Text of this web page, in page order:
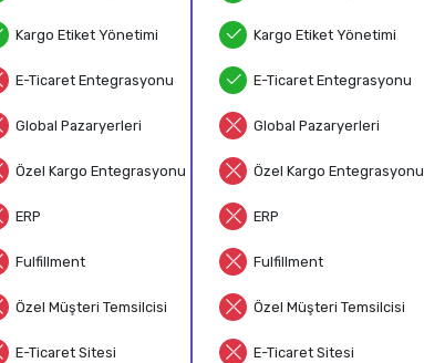
Kargo Etiket Yönetimi
E-Ticaret Entegrasyonu
Global Pazaryerleri
Özel Kargo Entegrasyonu
ERP
Fulfillment
Özel Müşteri Temsilcisi
E-Ticaret Sitesi
Kargo Etiket Yönetimi
E-Ticaret Entegrasyonu
Global Pazaryerleri
Özel Kargo Entegrasyonu
ERP
Fulfillment
Özel Müşteri Temsilcisi
E-Ticaret Sitesi